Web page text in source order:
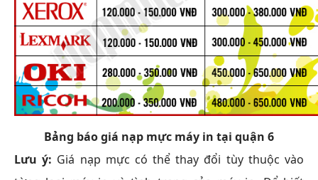
Bảng báo giá nạp mực máy in tại quận 6
Lưu ý: Giá nạp mực có thể thay đổi tùy thuộc vào